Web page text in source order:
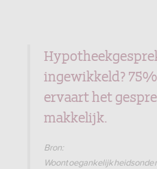
ingewikkeld?
ervaart het
makkelijk.
Bron: